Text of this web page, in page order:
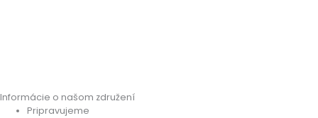
Informácie o našom združení
Pripravujeme